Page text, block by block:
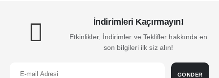
İndirimleri Kaçırmayın!
Etkinlikler, İndirimler ve Teklifler hakkında en
son bilgileri ilk siz alın!
GÖNDER